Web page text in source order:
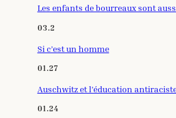
Les enfants de bourreaux sont
03.2
Si c’est un homme
01.27
Auschwitz et l’éducation
01.24